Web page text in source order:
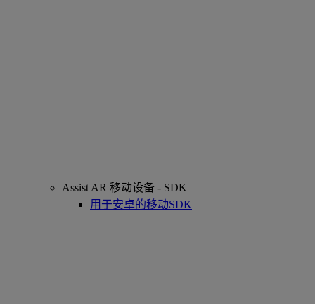
Assist AR 移动设备 - SDK
用于安卓的移动SDK